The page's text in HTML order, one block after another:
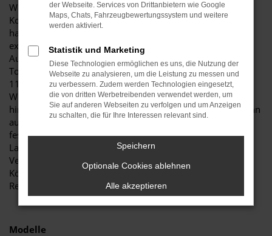
Wer sagt, dass ein Hyundai Gebrauchtwagen immer einen
Kompromiss darstellen muss? Für Ihre Mobilität in Köln
handelt es sich um die erste Wahl, was vor allem am
exzellenten Preis-Leistungs-Verhältnis liegt. Bei Budde
Automobile finden Sie Hyundai Gebrauchtwagen in
Topzustand. Wir verfügen auf einer Fläche von mehr als
11.000 Quadratmetern über erstklassige
Werkstattkapazitäten und lassen unsere Kfz-Meister genau
hinschauen. Ein Hyundai Gebrauchtwagen gelangt erst dann
auf die Straßen von Köln, wenn keinerlei Mängel
festzustellen sind. Das betrifft sowohl die Karosserie und
Lackierung als auch die „inneren Werte“ bis hin zu den
Verschleißteilen. Vertrauen Sie für Ihr neues Fahrzeug für
Köln auf unseren Familienbetrieb und unsere erstklassige
Reputation.
Modelle
der Webseite. Services von Drittanbietern wie Google
Maps, Chats, Fahrzeugbewertungssystem und weitere
werden aktiviert.
Statistik und Marketing
Diese Technologien ermöglichen es uns, die Nutzung der
Webseite zu analysieren, um die Leistung zu messen und
zu verbessern. Zudem werden Technologien eingesetzt,
die von dritten Werbetreibenden verwendet werden, um
Sie auf anderen Webseiten zu verfolgen und um Anzeigen
zu schalten, die für Ihre Interessen relevant sind.
Speichern
Optionale Cookies ablehnen
Alle akzeptieren